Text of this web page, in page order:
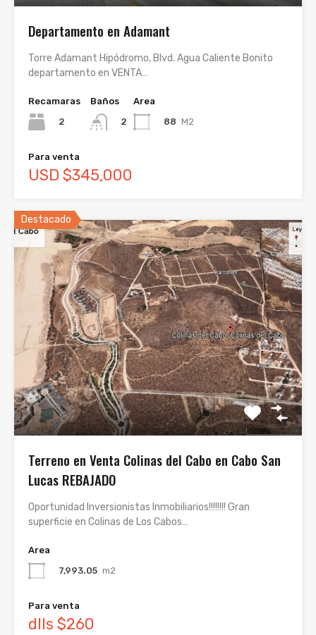
Departamento en Adamant
Torre Adamant Hipódromo, Blvd. Agua Caliente Bonito
departamento en VENTA…
Recamaras
2
Baños
2
Area
88 M2
Para venta
USD $345,000
Destacado
Terreno en Venta Colinas del Cabo en Cabo San
Lucas REBAJADO
Oportunidad Inversionistas Inmobiliarios!!!!!!!! Gran
superficie en Colinas de Los Cabos…
Area
7,993.05 m2
Para venta
dlls $260